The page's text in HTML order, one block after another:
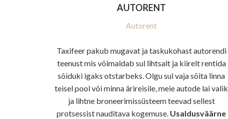
AUTORENT
Autorent
Taxifeer pakub mugavat ja taskukohast autorendi
teenust mis võimaldab sul lihtsalt ja kiirelt rentida
sõiduki igaks otstarbeks. Olgu sul vaja sõita linna
teisel pool või minna ärireisile, meie autode lai valik
ja lihtne broneerimissüsteem teevad sellest
protsessist nauditava kogemuse. Usaldusväärne